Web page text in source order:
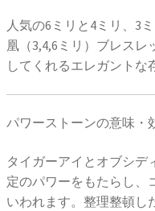
人気の6ミリと4ミリ、3
凰（3,4,6ミリ）ブレス
してくれるエレガントな
パワーストーンの意味・
タイガーアイとオブシデ
定のパワーをもたらし、
いわれます。整理整頓し